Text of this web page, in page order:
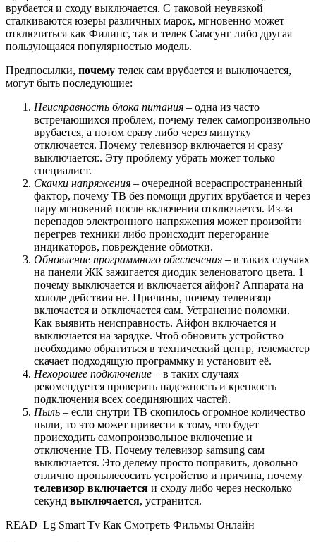
врубается и сходу выключается. С таковой неувязкой
сталкиваются юзеры различных марок, мгновенно может
отключиться как Филипс, так и телек Самсунг либо другая
пользующаяся популярностью модель.
Предпосылки, почему телек сам врубается и выключается,
могут быть последующие:
Неисправность блока питания – одна из часто
встречающихся проблем, почему телек самопроизвольно
врубается, а потом сразу либо через минутку
отключается. Почему телевизор включается и сразу
выключается:. Эту проблему убрать может только
специалист.
Скачки напряжения – очередной всераспространенный
фактор, почему ТВ без помощи других врубается и через
пару мгновений после включения отключается. Из-за
перепадов электронного напряжения может произойти
перегрев техники либо происходит перегорание
индикаторов, повреждение обмотки.
Обновление программного обеспечения – в таких случаях
на панели ЖК зажигается диодик зеленоватого цвета. 1
почему выключается и включается айфон? Аппарата на
холоде действия не. Причины, почему телевизор
включается и отключается сам. Устранение поломки.
Как выявить неисправность. Айфон включается и
выключается на зарядке. Чтоб обновить устройство
необходимо обратиться в технический центр, телемастер
скачает подходящую программку и установит её.
Нехорошее подключение – в таких случаях
рекомендуется проверить надежность и крепкость
подключения всех соединяющих частей.
Пыль – если снутри ТВ скопилось огромное количество
пыли, то это может привести к тому, что будет
происходить самопроизвольное включение и
отключение ТВ. Почему телевизор samsung сам
выключается. Это делему просто поправить, довольно
отлично пропылесосить устройство и причина, почему
телевизор включается и сходу либо через несколько
секунд выключается, устранится.
READ Lg Smart Tv Как Смотреть Фильмы Онлайн